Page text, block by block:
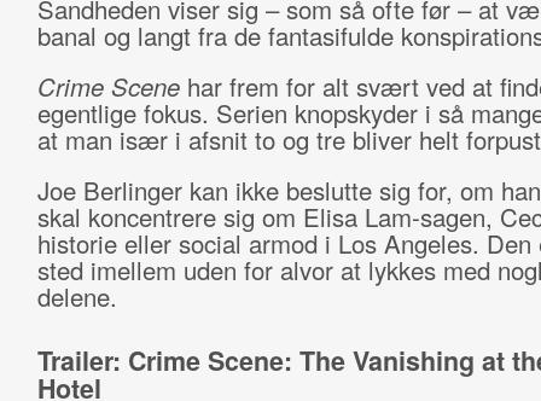
Sandheden viser sig – som så ofte før – at
banal og langt fra de fantasifulde
Crime Scenehar frem for alt svært ved at
egentlige fokus. Serien knopskyder i så
at man især i afsnit to og tre bliver helt
Joe Berlinger kan ikke beslutte sig for, om
skal koncentrere sig om Elisa Lam-sagen,
historie eller social armod i Los Angeles. Den
sted imellem uden for alvor at lykkes med
delene.
Trailer: Crime Scene: The Vanishing at
Hotel